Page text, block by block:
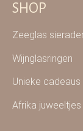
SHOP
Zeeglas
Wijnglasringen
Unieke cadeaus
Afrika juweeltjes